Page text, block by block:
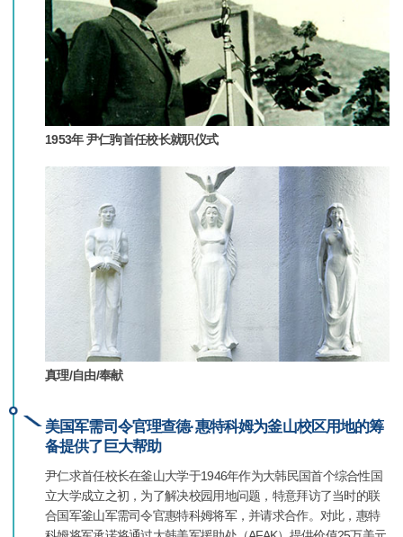
1953年 尹仁驹首任校长就职仪式
真理/自由/奉献
美国军需司令官理查德·惠特科姆为釜山校区用地的筹
备提供了巨大帮助
尹仁求首任校长在釜山大学于1946年作为大韩民国首个综合性国
立大学成立之初，为了解决校园用地问题，特意拜访了当时的联
合国军釜山军需司令官惠特科姆将军，并请求合作。对此，惠特